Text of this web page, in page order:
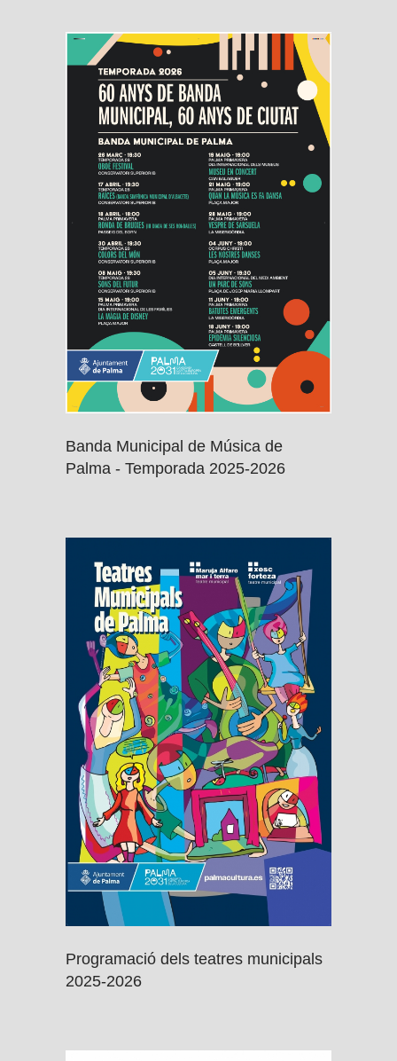
Banda Municipal de Música de
Palma - Temporada 2025-2026
Programació dels teatres municipals
2025-2026